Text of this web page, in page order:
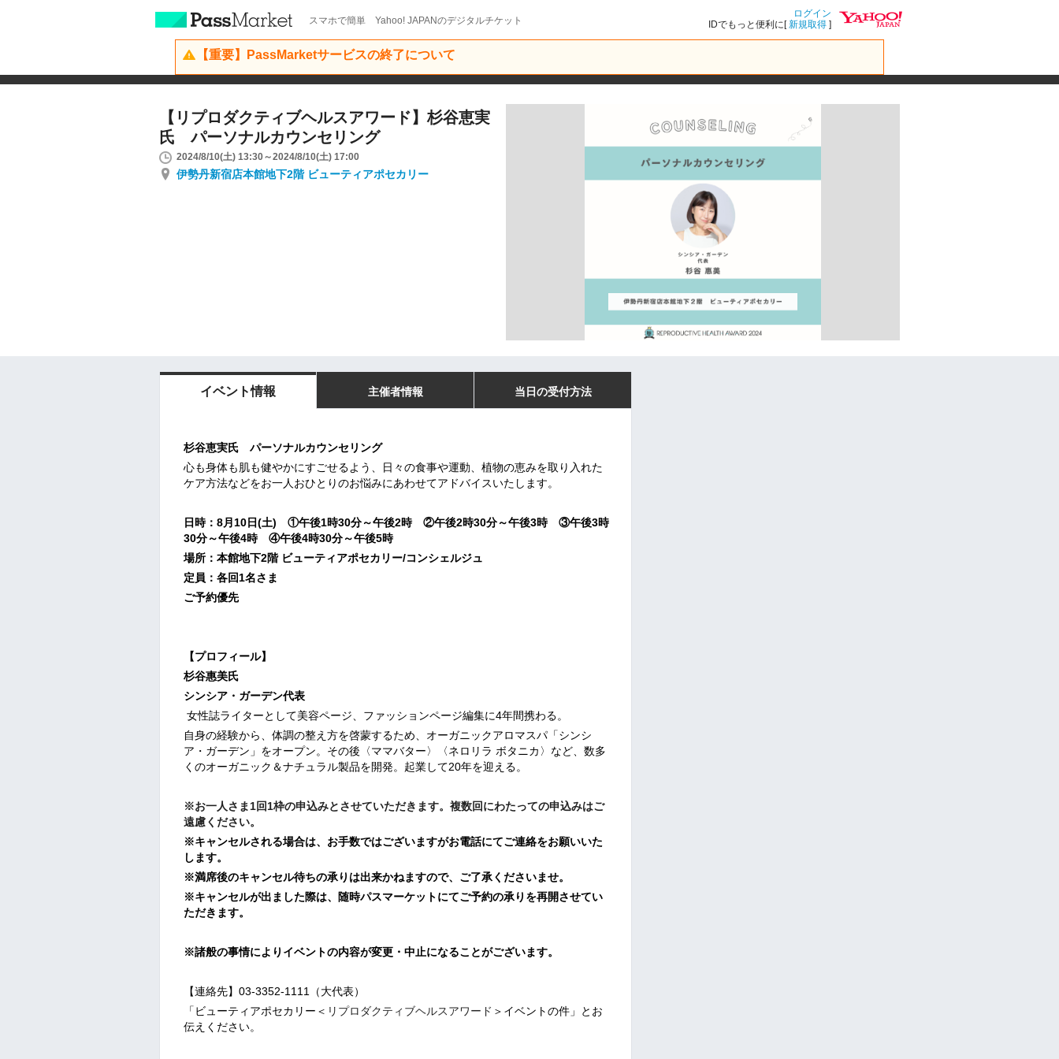
スマホで簡単 Yahoo! JAPANのデジタルチケット
ログイン
IDでもっと便利に[新規取得 ]
【重要】PassMarketサービスの終了について
【リプロダクティブヘルスアワード】杉谷恵実
氏 パーソナルカウンセリング
2024/8/10(土) 13:30～2024/8/10(土) 17:00
伊勢丹新宿店本館地下2階 ビューティアポセカリー
イベント情報 主催者情報 当日の受付方法
杉谷恵実氏 パーソナルカウンセリング
心も身体も肌も健やかにすごせるよう、日々の食事や運動、植物の恵みを取り入れた
ケア方法などをお一人おひとりのお悩みにあわせてアドバイスいたします。
日時：8月10日(土) ①午後1時30分～午後2時 ②午後2時30分～午後3時 ③午後3時
30分～午後4時
④午後4時30分～午後5時
場所：本館地下2階 ビューティアポセカリー/コンシェルジュ
定員：各回1名さま
ご予約優先
【プロフィール】
杉谷惠美氏
シンシア・ガーデン代表
女性誌ライターとして美容ページ、ファッションページ編集に4年間携わる。
自身の経験から、体調の整え方を啓蒙するため、オーガニックアロマスパ「シンシ
ア・ガーデン」をオープン。その後〈ママバター〉〈ネロリラ ボタニカ〉など、数多
くのオーガニック＆ナチュラル製品を開発。起業して20年を迎える。
※お一人さま1回1枠の申込みとさせていただきます。複数回にわたっての申込みはご
遠慮ください。
※キャンセルされる場合は、お手数ではございますがお電話にてご連絡をお願いいた
します。
※満席後のキャンセル待ちの承りは出来かねますので、ご了承くださいませ。
※キャンセルが出ました際は、随時パスマーケットにてご予約の承りを再開させてい
ただきます。
※諸般の事情によりイベントの内容が変更・中止になることがございます。
【連絡先】03-3352-1111（大代表）
「ビューティアポセカリー＜ リプロダクティブヘルスアワード ＞イベントの件」とお
伝えください。